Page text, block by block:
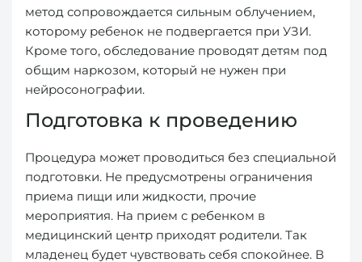
метод сопровождается сильным облучением,
которому ребенок не подвергается при УЗИ.
Кроме того, обследование проводят детям под
общим наркозом, который не нужен при
нейросонографии.
Подготовка к проведению
Процедура может проводиться без специальной
подготовки. Не предусмотрены ограничения
приема пищи или жидкости, прочие
мероприятия. На прием с ребенком в
медицинский центр приходят родители. Так
младенец будет чувствовать себя спокойнее. В